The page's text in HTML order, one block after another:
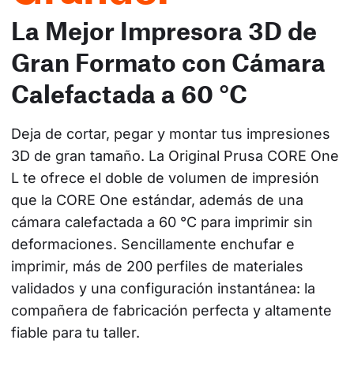
La Mejor Impresora 3D de
Gran Formato con Cámara
Calefactada a 60 °C
Deja de cortar, pegar y montar tus impresiones
3D de gran tamaño. La Original Prusa CORE One
L te ofrece el doble de volumen de impresión
que la CORE One estándar, además de una
cámara calefactada a 60 °C para imprimir sin
deformaciones. Sencillamente enchufar e
imprimir, más de 200 perfiles de materiales
validados y una configuración instantánea: la
compañera de fabricación perfecta y altamente
fiable para tu taller.